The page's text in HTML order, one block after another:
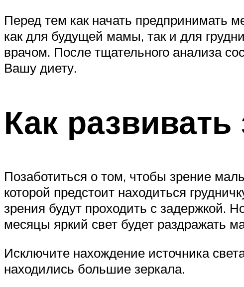
Перед тем как начать предпринимать
как для будущей мамы, так и для
врачом. После тщательного анализа
Вашу диету.
Как
Позаботиться о том, чтобы зрение
которой предстоит находиться
зрения будут проходить с
месяцы яркий свет будет раздражать
Исключите нахождение источника
находились большие зеркала.